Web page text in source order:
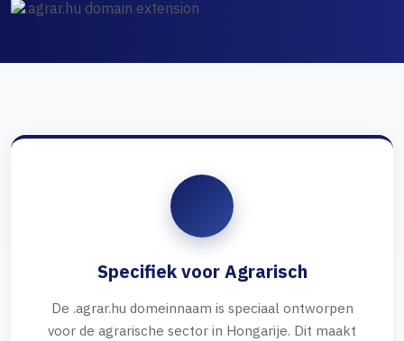
Specifiek voor Agrarisch
De .agrar.hu domeinnaam is speciaal ontworpen
voor de agrarische sector in Hongarije. Dit maakt